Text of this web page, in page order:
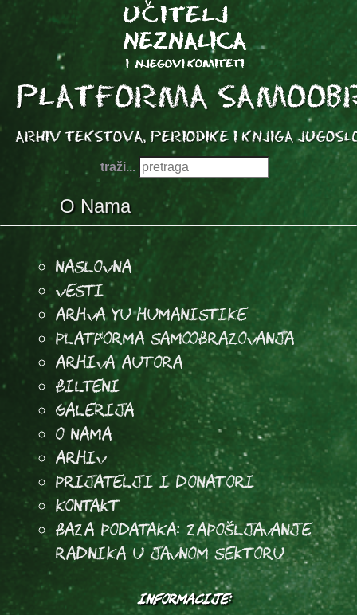
traži...
O Nama
Naslovna
Vesti
Arhva YU Humanistike
Platforma samoobrazovanja
arhiva autora
Bilteni
Galerija
O Nama
Arhiv
Prijatelji i donatori
Kontakt
Baza podataka: Zapošljavanje
radnika u javnom sektoru
INFORMACIJE: